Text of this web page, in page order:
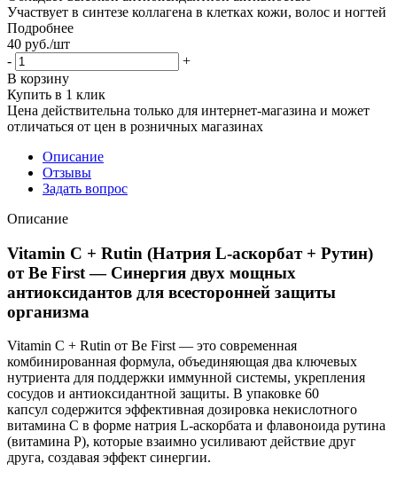
Участвует в синтезе коллагена в клетках кожи, волос и ногтей
Подробнее
40 руб./шт
-
+
В корзину
Купить в 1 клик
Цена действительна только для интернет-магазина и может
отличаться от цен в розничных магазинах
Описание
Отзывы
Задать вопрос
Описание
Vitamin C + Rutin (Натрия L-аскорбат + Рутин)
от Be First — Синергия двух мощных
антиоксидантов для всесторонней защиты
организма
Vitamin C + Rutin от Be First — это современная
комбинированная формула, объединяющая два ключевых
нутриента для поддержки иммунной системы, укрепления
сосудов и антиоксидантной защиты. В упаковке 60
капсул содержится эффективная дозировка некислотного
витамина С в форме натрия L-аскорбата и флавоноида рутина
(витамина P), которые взаимно усиливают действие друг
друга, создавая эффект синергии.